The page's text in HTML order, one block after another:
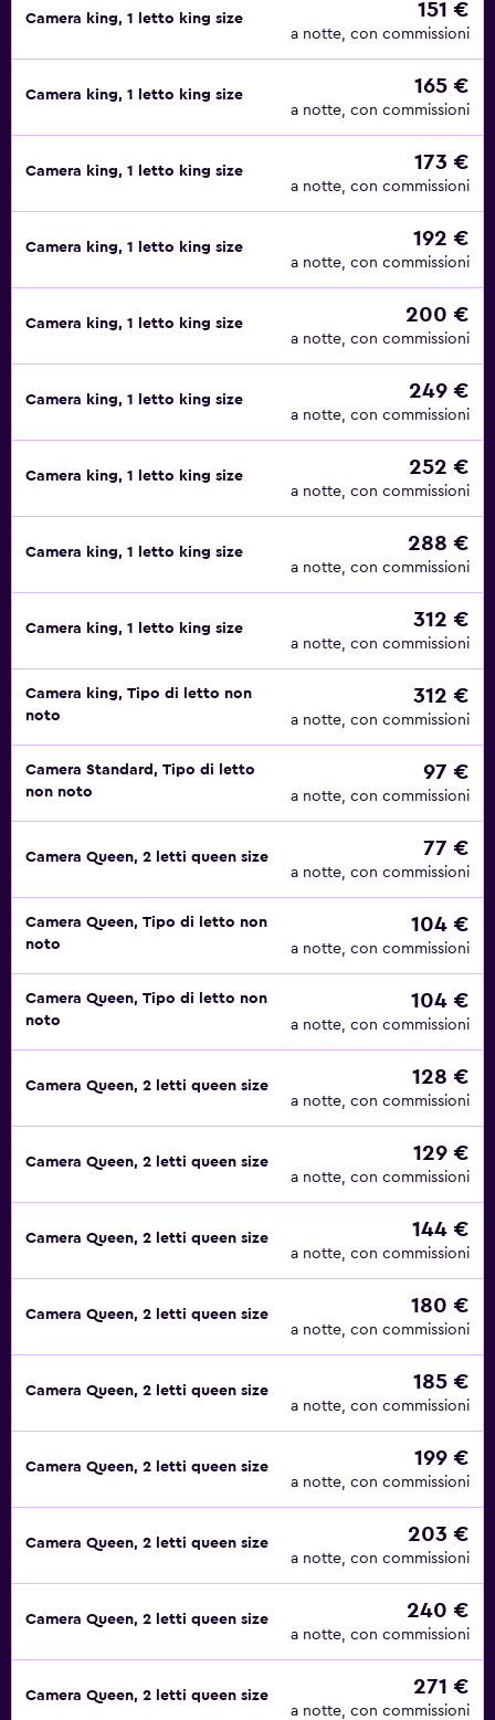
Camera king, 1 letto king size 151 €
a notte, con commissioni
Camera king, 1 letto king size 165 €
a notte, con commissioni
Camera king, 1 letto king size 173 €
a notte, con commissioni
Camera king, 1 letto king size 192 €
a notte, con commissioni
Camera king, 1 letto king size 200 €
a notte, con commissioni
Camera king, 1 letto king size 249 €
a notte, con commissioni
Camera king, 1 letto king size 252 €
a notte, con commissioni
Camera king, 1 letto king size 288 €
a notte, con commissioni
Camera king, 1 letto king size 312 €
a notte, con commissioni
Camera king, Tipo di letto non
noto
312 €
a notte, con commissioni
Camera Standard, Tipo di letto
non noto
97 €
a notte, con commissioni
Camera Queen, 2 letti queen size 77 €
a notte, con commissioni
Camera Queen, Tipo di letto non
noto
104 €
a notte, con commissioni
Camera Queen, Tipo di letto non
noto
104 €
a notte, con commissioni
Camera Queen, 2 letti queen size 128 €
a notte, con commissioni
Camera Queen, 2 letti queen size 129 €
a notte, con commissioni
Camera Queen, 2 letti queen size 144 €
a notte, con commissioni
Camera Queen, 2 letti queen size 180 €
a notte, con commissioni
Camera Queen, 2 letti queen size 185 €
a notte, con commissioni
Camera Queen, 2 letti queen size 199 €
a notte, con commissioni
Camera Queen, 2 letti queen size 203 €
a notte, con commissioni
Camera Queen, 2 letti queen size 240 €
a notte, con commissioni
Camera Queen, 2 letti queen size 271 €
a notte, con commissioni